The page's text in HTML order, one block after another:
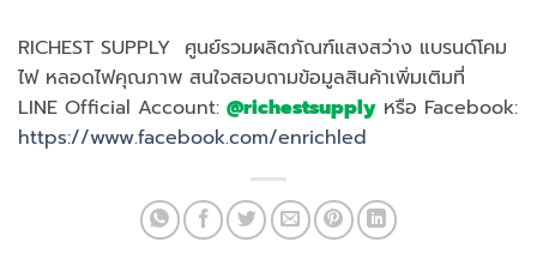
RICHEST SUPPLY ศูนย์รวมผลิตภัณฑ์แสงสว่าง แบรนด์โคม
ไฟ หลอดไฟคุณภาพ สนใจสอบถามข้อมูลสินค้าเพิ่มเติมที่
LINE Official Account: @richestsupply หรือ Facebook:
https://www.facebook.com/enrichled